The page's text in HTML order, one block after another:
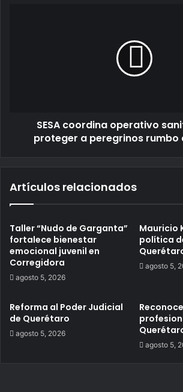
SESA coordina operativo
proteger a peregrinos rumbo
Artículos relacionados
Taller “Nudo de Garganta”
fortalece bienestar
emocional juvenil en
Corregidora
agosto 5, 2026
Mauricio
política
agosto 5,
Reforma al Poder Judicial
de Querétaro
agosto 5, 2026
agosto 5,